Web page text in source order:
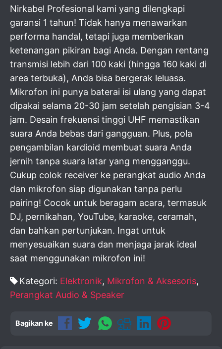
Nirkabel Profesional kami yang dilengkapi
garansi 1 tahun! Tidak hanya menawarkan
performa handal, tetapi juga memberikan
ketenangan pikiran bagi Anda. Dengan rentang
transmisi lebih dari 100 kaki (hingga 160 kaki di
area terbuka), Anda bisa bergerak leluasa.
Mikrofon ini punya baterai isi ulang yang dapat
dipakai selama 20-30 jam setelah pengisian 3-4
jam. Desain frekuensi tinggi UHF memastikan
suara Anda bebas dari gangguan. Plus, pola
pengambilan kardioid membuat suara Anda
jernih tanpa suara latar yang mengganggu.
Cukup colok receiver ke perangkat audio Anda
dan mikrofon siap digunakan tanpa perlu
pairing! Cocok untuk beragam acara, termasuk
DJ, pernikahan, YouTube, karaoke, ceramah,
dan bahkan pertunjukan. Ingat untuk
menyesuaikan suara dan menjaga jarak ideal
saat menggunakan mikrofon ini!
Kategori: Elektronik, Mikrofon & Aksesoris,
Perangkat Audio & Speaker
Bagikan ke